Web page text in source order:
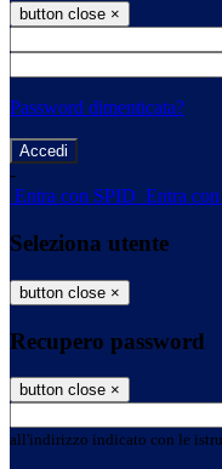
button close ×
Password dimenticata?
-
Entra con SPID Entra
Seleziona utente
button close ×
Recupero password
button close ×
all'indirizzo indicato con le